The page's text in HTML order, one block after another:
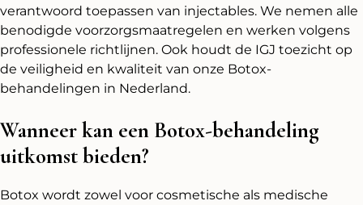
verantwoord toepassen van injectables. We nemen alle
benodigde voorzorgsmaatregelen en werken volgens
professionele richtlijnen. Ook houdt de IGJ toezicht op
de veiligheid en kwaliteit van onze Botox-
behandelingen in Nederland.
Wanneer kan een Botox-behandeling
uitkomst bieden?
Botox wordt zowel voor cosmetische als medische